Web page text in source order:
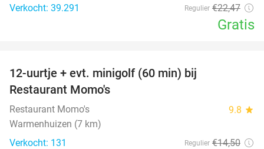
Verkocht: 39.291
Regulier €22,47
Gratis
12-uurtje + evt. minigolf (60 min) bij
Restaurant Momo's
Restaurant Momo's 9.8 star
Warmenhuizen (7 km)
Verkocht: 131
Regulier €14,50